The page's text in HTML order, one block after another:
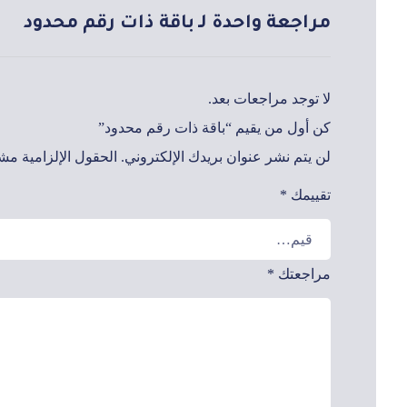
مراجعة واحدة لـ باقة ذات رقم محدود
لا توجد مراجعات بعد.
كن أول من يقيم “باقة ذات رقم محدود”
لن يتم نشر عنوان بريدك الإلكتروني. الحقول الإلزامية
تقييمك *
مراجعتك *